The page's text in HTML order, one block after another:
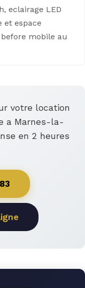
eclairage LED
et espace
mobile au
votre location
a Marnes-la-
en 2 heures